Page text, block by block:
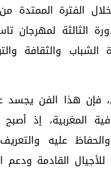
الثالثة لمهرجان
الشباب والثقافة
فإن هذا الفن يجسد
المغربية، إذ
عليه
للأجيال القادمة ودعم